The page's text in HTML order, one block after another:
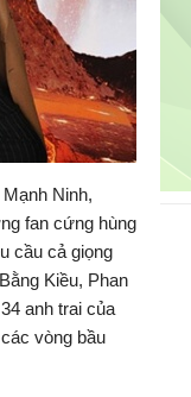
Ninh,
fan cứng hùng
cầu cả giọng
Kiều, Phan
anh trai của
vòng bầu